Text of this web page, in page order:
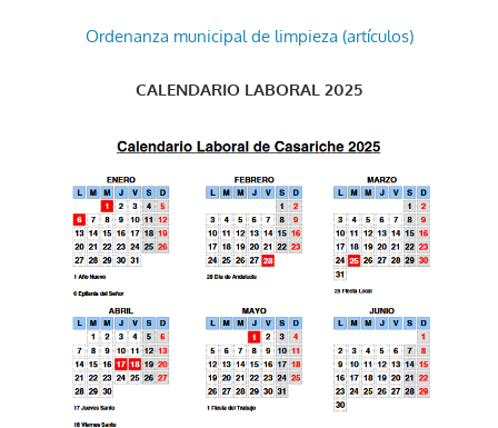
Ordenanza municipal de limpieza (artículos)
CALENDARIO LABORAL 2025